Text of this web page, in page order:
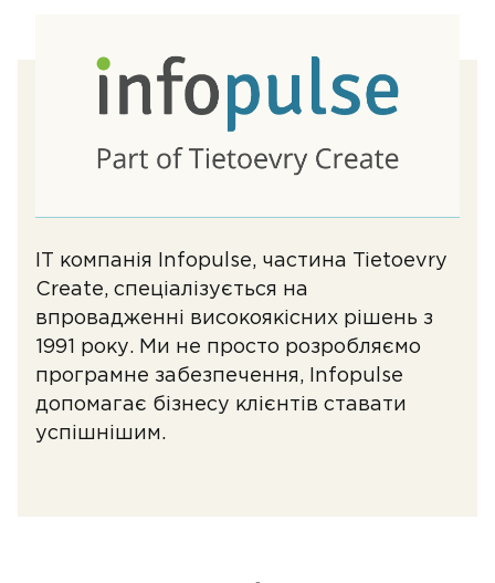
ІТ компанія Infopulse, частина Tietoevry
Create, спеціалізується на
впровадженні високоякісних рішень з
1991 року. Ми не просто розробляємо
програмне забезпечення, Infopulse
допомагає бізнесу клієнтів ставати
успішнішим.